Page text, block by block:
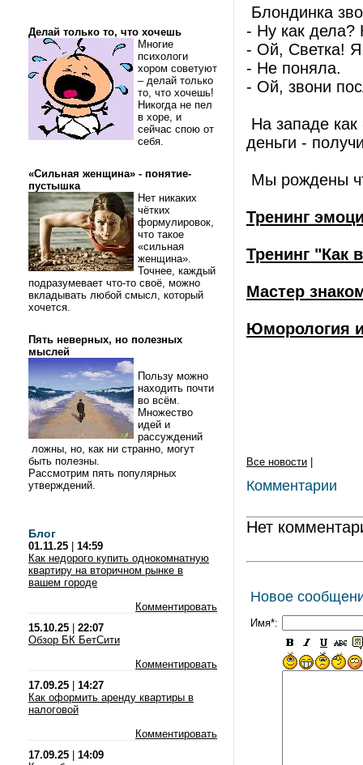
Делай только то, что хочешь
Многие
психологи
хором советуют
– делай только
то, что хочешь!
Никогда не пел
в хоре, и
сейчас спою от
себя.
«Сильная женщина» - понятие-
пустышка
Нет никаких
чётких
формулировок,
что такое
«сильная
женщина».
Точнее, каждый
подразумевает что-то своё, можно
вкладывать любой смысл, который
хочется.
Пять неверных, но полезных
мыслей
Пользу можно
находить почти
во всём.
Множество
идей и
рассуждений
ложны, но, как ни странно, могут
быть полезны.
Рассмотрим пять популярных
утверждений.
Блог
01.11.25
14:59
Как недорого купить однокомнатную
квартиру на вторичном рынке в
вашем городе
Комментировать
15.10.25
22:07
Обзор БК БетСити
Комментировать
17.09.25
14:27
Как оформить аренду квартиры в
налоговой
Комментировать
17.09.25
14:09
Блондинка
- Ну как дела?
- Ой, Светка!
- Не поняла.
- Ой, звони
На западе
деньги -
Мы рождены
Тренинг
Тренинг "Как
Мастер
Юморология
Все новости
Комментарии
Нет
Новое
Имя*: